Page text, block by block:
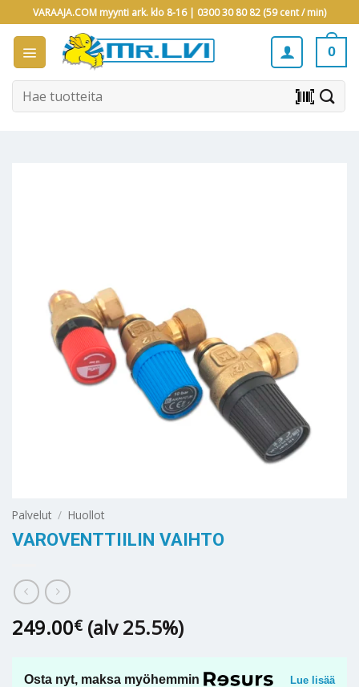
to
content
VARAAJA.COM myynti ark. klo 8-16 | 0300 30 80 82 (59 cent / min)
0
Etsi: barcode_scanner
Palvelut / Huollot
VAROVENTTIILIN VAIHTO
249.00€ (alv 25.5%)
Osta nyt, maksa myöhemmin Lue lisää